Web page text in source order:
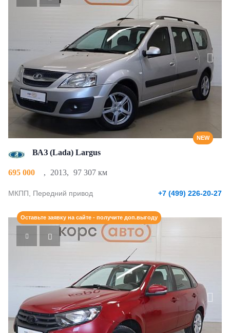
NEW
ВАЗ (Lada) Largus
695 000 , 2013, 97 307 км
МКПП, Передний привод +7 (499) 226-20-27
Оставьте заявку на сайте - получите доп.выгоду